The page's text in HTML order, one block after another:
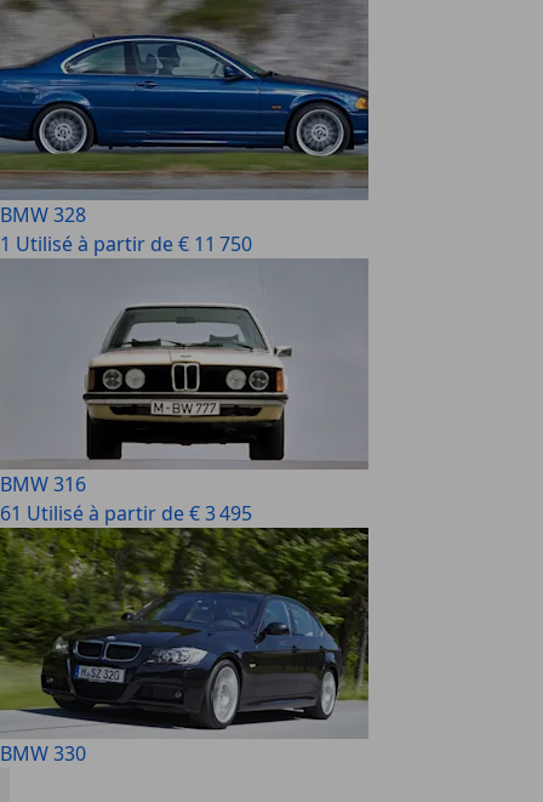
BMW 328
1 Utilisé à partir de € 11 750
BMW 316
61 Utilisé à partir de € 3 495
BMW 330